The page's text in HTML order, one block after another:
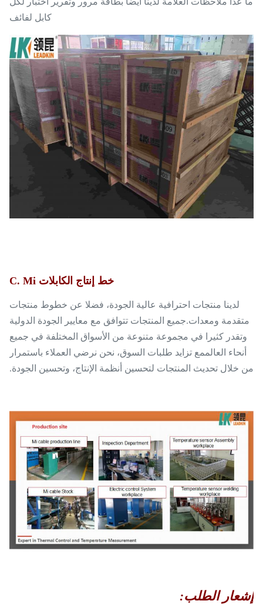
كابل لفائف
خط إنتاج الكابلات C. Mi
لدينا منتجات احترافية عالية الجودة، فضلا عن خطوط منتجات
متقدمة ومعدات.جميع المنتجات تتوافق مع معايير الجودة الدولية
وتقدر كثيرا في مجموعة متنوعة من الأسواق المختلفة في جميع
أنحاء العالممع تزايد طلبات السوق، نحن نرضي العملاء باستمرار
من خلال تحديث المنتجات لتحسين أنظمة الإنتاج، وتحسين الجودة.
إشعار الطلب: